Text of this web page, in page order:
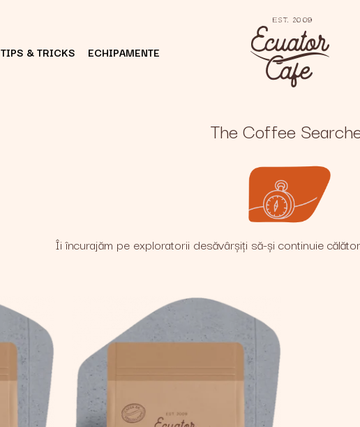
TIPS & TRICKS ECHIPAMENTE
The Coffee
Îi încurajăm pe exploratorii desăvârșiți să-și continuie